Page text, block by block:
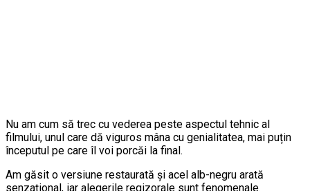
Nu am cum să trec cu vederea peste aspectul tehnic al
filmului, unul care dă viguros mâna cu genialitatea, mai puțin
începutul pe care îl voi porcăi la final.
Am găsit o versiune restaurată și acel alb-negru arată
senzațional, iar alegerile regizorale sunt fenomenale.